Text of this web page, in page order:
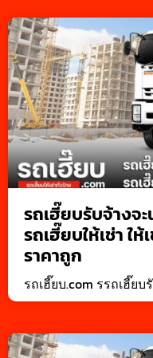
รถเฮี๊ยบรับจ้างจ
รถเฮี๊ยบให้เช่า ใ
ราคาถูก
รถเฮี๊ยบ.com รรถเฮี๊ย